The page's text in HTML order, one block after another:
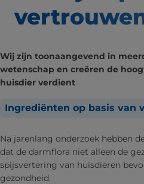
Wij zijn toonaangevend in
wetenschap en creëren de
huisdier verdient
Ingrediënten op basis van
Na jarenlang onderzoek hebben
dat de darmflora niet alleen de
spijsvertering van huisdieren
gezondheid.